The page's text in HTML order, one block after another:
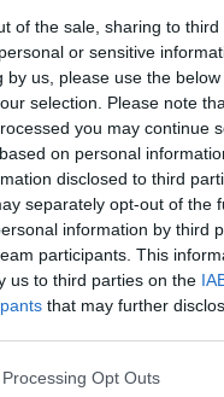
of the sale, sharing to
or sensitive
by us, please use the
selection. Please note
you may continue
on personal
disclosed to third
separately opt-out of the
information by third
participants. This
us to third parties on the
that may further
website/app uses one or
Opt Outs
το ΕΘΝΟΣ στη
από το
ΜαρούσικαιΝέο
ρεύματοςπου
στο
ΔΕΔΔΗΕ, η